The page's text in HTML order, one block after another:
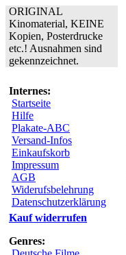
ORIGINAL
Kinomaterial, KEINE
Kopien, Posterdrucke
etc.! Ausnahmen sind
gekennzeichnet.
Internes:
Startseite
Hilfe
Plakate-ABC
Versand-Infos
Einkaufskorb
Impressum
AGB
Widerufsbelehrung
Datenschutzerklärung
Kauf widerrufen
Genres: